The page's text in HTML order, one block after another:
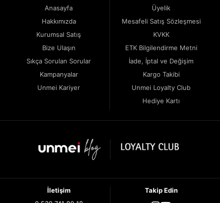
Anasayfa
Hakkımızda
Kurumsal Satış
Bize Ulaşın
Sıkça Sorulan Sorular
Kampanyalar
Unmei Kariyer
Üyelik
Mesafeli Satış Sözleşmesi
KVKK
ETK Bilgilendirme Metni
İade, İptal ve Değişim
Kargo Takibi
Unmei Loyalty Club
Hediye Kartı
İletişim
Takip Edin